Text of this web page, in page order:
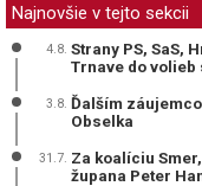
Najnovšie v tejto sekcii
4.8. Strany PS, SaS,
Trnave do volieb
3.8. Ďalším
Obselka
31.7. Za koalíciu
župana Peter